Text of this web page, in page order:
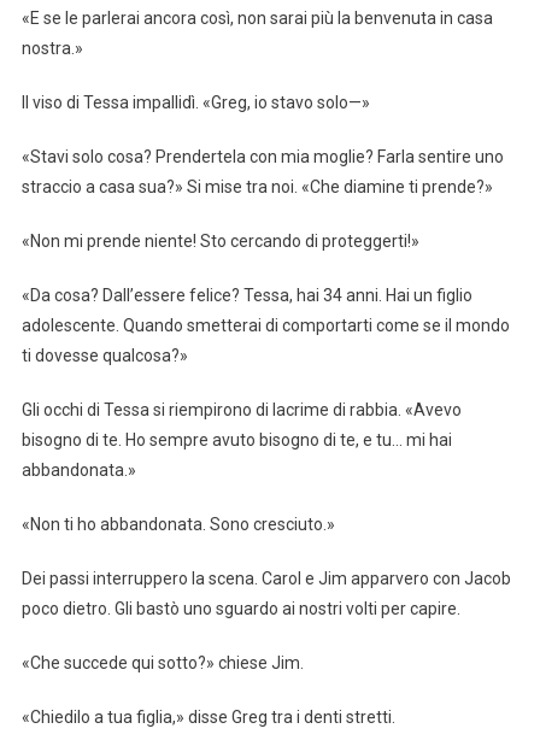
«E se le parlerai ancora così, non sarai più la benvenuta in casa
nostra.»
Il viso di Tessa impallidì. «Greg, io stavo solo—»
«Stavi solo cosa? Prendertela con mia moglie? Farla sentire uno
straccio a casa sua?» Si mise tra noi. «Che diamine ti prende?»
«Non mi prende niente! Sto cercando di proteggerti!»
«Da cosa? Dall’essere felice? Tessa, hai 34 anni. Hai un figlio
adolescente. Quando smetterai di comportarti come se il mondo
ti dovesse qualcosa?»
Gli occhi di Tessa si riempirono di lacrime di rabbia. «Avevo
bisogno di te. Ho sempre avuto bisogno di te, e tu… mi hai
abbandonata.»
«Non ti ho abbandonata. Sono cresciuto.»
Dei passi interruppero la scena. Carol e Jim apparvero con Jacob
poco dietro. Gli bastò uno sguardo ai nostri volti per capire.
«Che succede qui sotto?» chiese Jim.
«Chiedilo a tua figlia,» disse Greg tra i denti stretti.